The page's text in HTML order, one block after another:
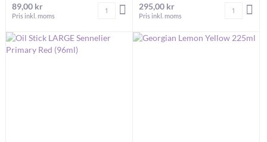
89,00 kr
Pris inkl. moms
Antal LÄGG I VARUKORGEN
295,00 kr
Pris inkl. moms
Antal